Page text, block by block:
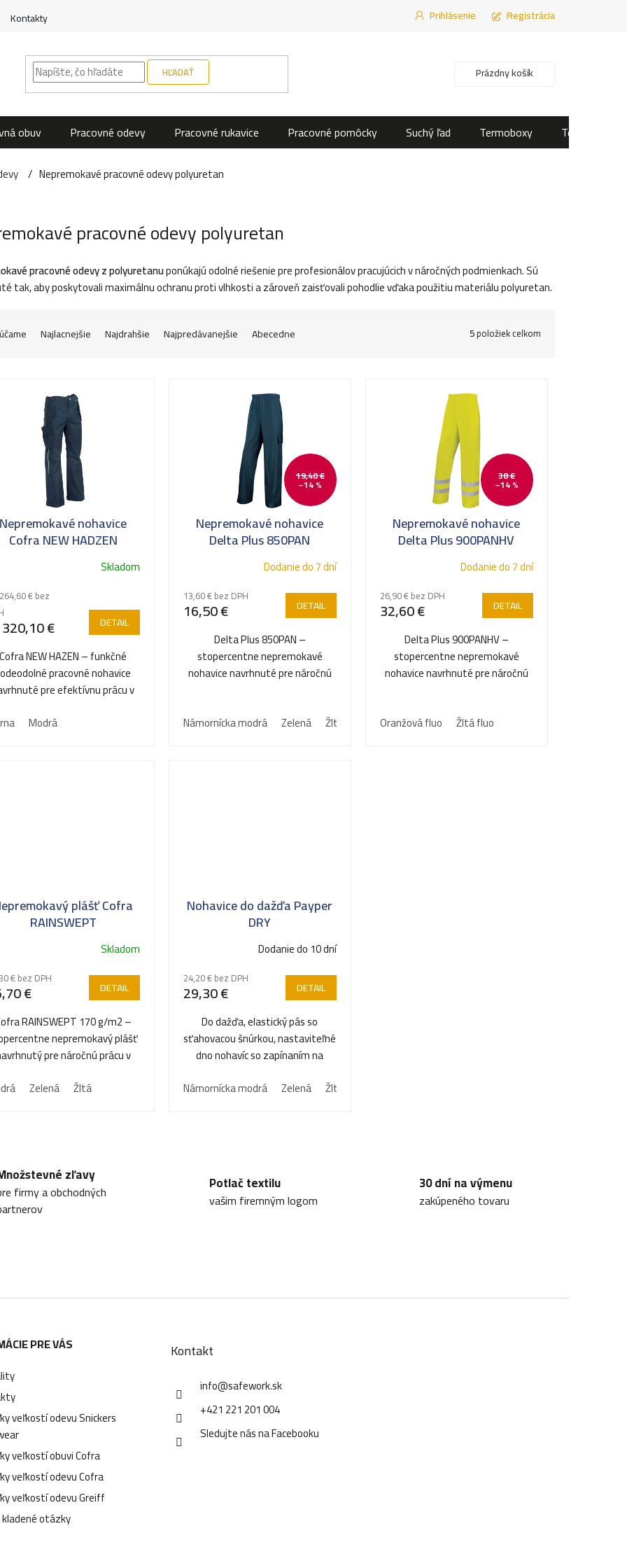
Kontakty Prihlásenie Registrácia
HĽADAŤ Nákupný košík
Prázdny košík
obuv Pracovné odevy Pracovné rukavice Pracovné pomôcky Suchý ľad Termoboxy Termotašky
Nepremokavé pracovné odevy polyuretan
pracovné odevy polyuretan
pracovné odevy z polyuretanuponúkajú odolné riešenie pre profesionálov pracujúcich v náročných podmienkach.Sú
tak, aby poskytovali maximálnu ochranu proti vlhkosti a zároveň zaisťovali pohodlie vďaka použitiu materiálu polyuretan.
Najlacnejšie Najdrahšie Najpredávanejšie Abecedne 5položiek celkom
Nepremokavé nohavice
Cofra NEW HADZEN
Skladom
€ bez
320,10 € DETAIL
Cofra NEW HAZEN – funkčné
pracovné nohavice
pre efektívnu prácu v
Modrá
19,40 €
–14 %
Nepremokavé nohavice
Delta Plus 850PAN
Dodanie do 7 dní
13,60 € bez DPH
16,50 € DETAIL
Delta Plus 850PAN –
stopercentne nepremokavé
nohavice navrhnuté pre náročnú
Námornícka modrá
Zelená Žltá
38 €
–14 %
Nepremokavé nohavice
Delta Plus 900PANHV
Dodanie do 7 dní
26,90 € bez DPH
32,60 € DETAIL
Delta Plus 900PANHV –
stopercentne nepremokavé
nohavice navrhnuté pre náročnú
Oranžová fluo
Žltá fluo
plášť Cofra
RAINSWEPT
Skladom
€ bez DPH
€ DETAIL
RAINSWEPT 170 g/m2 –
nepremokavý plášť
pre náročnú prácu v
Zelená Žltá
Nohavice do dažďa Payper
DRY
Dodanie do 10 dní
24,20 € bez DPH
29,30 € DETAIL
Do dažďa, elastický pás so
sťahovacou šnúrkou, nastaviteľné
dno nohavíc so zapínaním na
Námornícka modrá Zelená Žltá
l
á
i
v
k
y
zľavy
firmy a obchodných
Potlač textilu
vašim firemným logom
30 dní na výmenu
zakúpeného tovaru
PRE VÁS
veľkostí odevu Snickers
veľkostí obuvi Cofra
veľkostí odevu Cofra
veľkostí odevu Greiff
otázky
Kontakt
info@safework.sk
+421 221 201 004
Sledujte nás na Facebooku